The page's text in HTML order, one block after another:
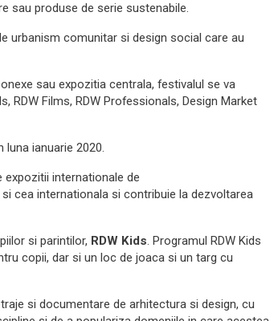
sau produse de serie sustenabile.
urbanism comunitar si design social care au
sau expozitia centrala, festivalul se va
RDW Films, RDW Professionals, Design Market
ianuarie 2020.
internationale de
cea internationala si contribuie la dezvoltarea
si parintilor, RDW Kids. Programul RDW Kids
copii, dar si un loc de joaca si un targ cu
si documentare de arhitectura si design, cu